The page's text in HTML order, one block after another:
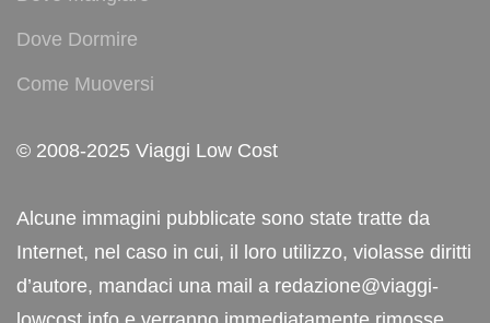
Dove Dormire
Come Muoversi
© 2008-2025 Viaggi Low Cost
Alcune immagini pubblicate sono state tratte da
Internet, nel caso in cui, il loro utilizzo, violasse diritti
d’autore, mandaci una mail a redazione@viaggi-